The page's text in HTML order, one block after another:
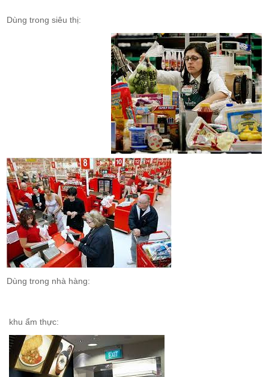
Dùng trong siêu thị:
Dùng trong nhà hàng:
khu ẩm thực: